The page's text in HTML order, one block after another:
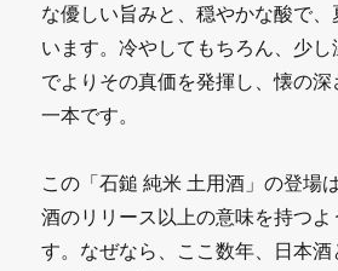
な優しい旨みと、穏やかな酸で
います。冷やしてもちろん、少し
でよりその真価を発揮し、懐の
一本です。
この「石鎚 純米 土用酒」の登場
酒のリリース以上の意味を持つよ
す。なぜなら、ここ数年、日本